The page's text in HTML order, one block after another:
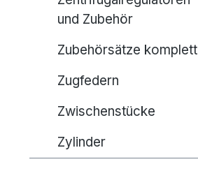
und Zubehör
Zubehörsätze komplett
Zugfedern
Zwischenstücke
Zylinder